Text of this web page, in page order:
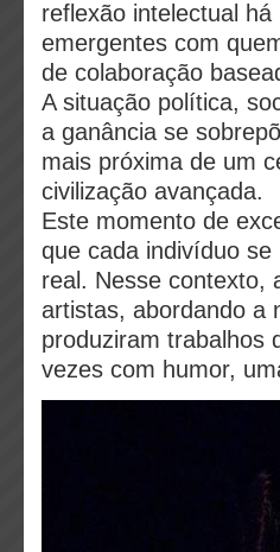
reflexão intelectual
emergentes com
de colaboração
A situação política,
a ganância se
mais próxima de um
civilização avançada.
Este momento de
que cada indivíduo
real. Nesse contexto,
artistas, abordando a
produziram trabalhos
vezes com humor,